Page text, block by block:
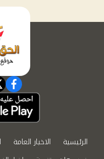
الرئيسية الاخبار العامة